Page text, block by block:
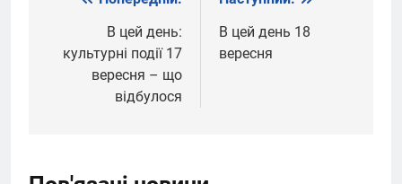
записівВ цей день:
культурні події 17
вересня – що
відбулося
В цей день 18
вересня